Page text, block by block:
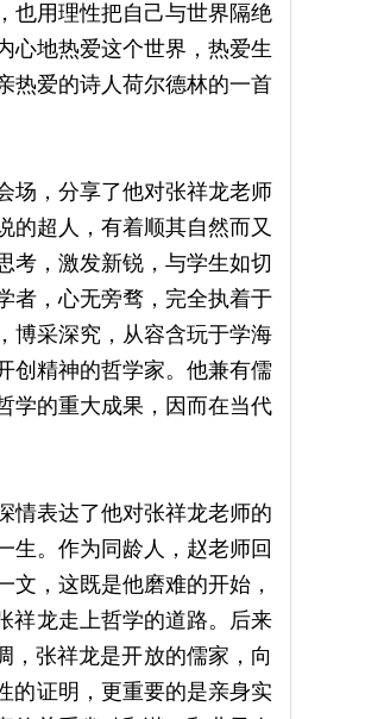
也用理性把自己与世界隔绝
心地热爱这个世界，热爱生
热爱的诗人荷尔德林的一首
场，分享了他对张祥龙老师
的超人，有着顺其自然而又
考，激发新锐，与学生如切
者，心无旁骛，完全执着于
博采深究，从容含玩于学海
创精神的哲学家。他兼有儒
学的重大成果，因而在当代
情表达了他对张祥龙老师的
生。作为同龄人，赵老师回
，这既是他磨难的开始，
祥龙走上哲学的道路。后来
，张祥龙是开放的儒家，向
的证明，更重要的是亲身实